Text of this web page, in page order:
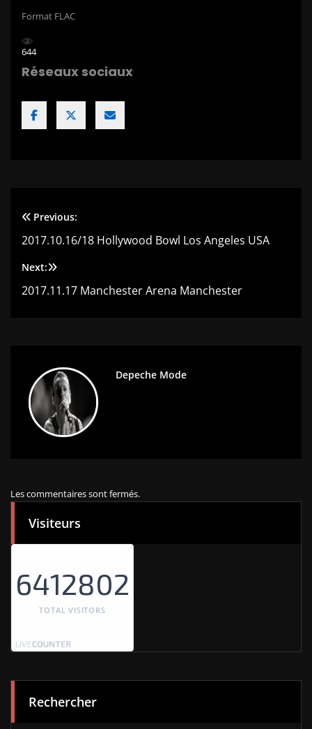
Format FLAC
644
Réseaux sociaux
Navigation
de
l’article
Previous:
2017.10.16/18 Hollywood Bowl Los Angeles USA
Next:
2017.11.17 Manchester Arena Manchester
Depeche Mode
Les commentaires sont fermés.
Visiteurs
6412802
TOTAL VISITORS
Rechercher